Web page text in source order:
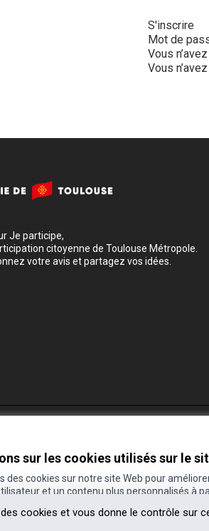
cookies et vous donne le contrôle sur
sur les cookies utilisés sur le
des cookies sur notre site Web pour
et un contenu plus personnalisés à
S'inscrire
Mot de
Vous
Vous
Je participe,
citoyenne de Toulouse Métropole.
votre avis et partagez vos idées.
aulogiciel libre Decidim
(Lien externe)
.